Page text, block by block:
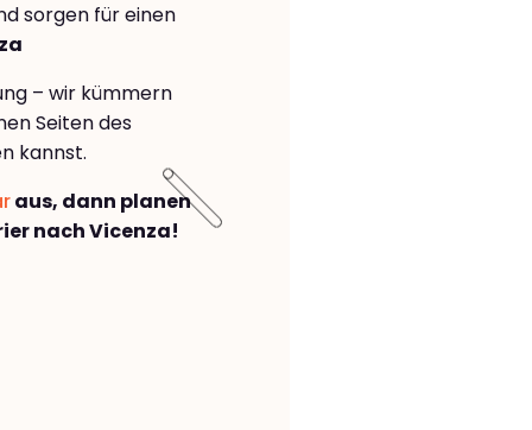
sorgen für einen
– wir kümmern
Seiten des
kannst.
aus, dann planen
nach Vicenza!